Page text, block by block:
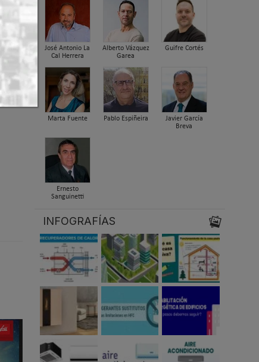
José Antonio La
Cal Herrera
Alberto Vázquez
Garea
Guifre Cortés
Marta Fuente Pablo Espiñeira
Javier García
Breva
Ernesto
Sanguinetti
INFOGRAFÍAS